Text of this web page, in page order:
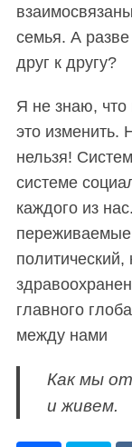
семья. А
друг к другу?
Я не знаю, что
это изменить.
нельзя!
системе
каждого из
переживаемые
политический,
главного
между нами
Как мы
и живем.